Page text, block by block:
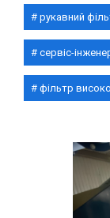
рукавний
сервіс-
фільтр